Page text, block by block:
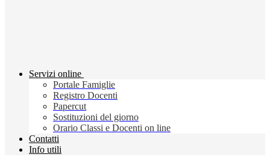
Servizi online
Portale Famiglie
Registro Docenti
Papercut
Sostituzioni del giorno
Orario Classi e Docenti on line
Contatti
Info utili